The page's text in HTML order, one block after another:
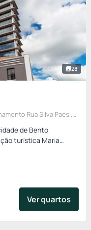
28
de Bento
turística Maria
Eventos | Restaurante
Ver quartos